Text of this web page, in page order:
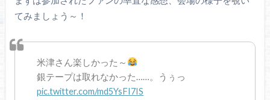
てみましょう～！
米津さん楽しかった～
銀テープは取れなかった……。うぅっ
pic.twitter.com/md5YsFI7IS